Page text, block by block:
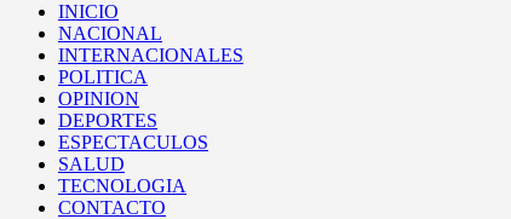
INICIO
NACIONAL
INTERNACIONALES
POLITICA
OPINION
DEPORTES
ESPECTACULOS
SALUD
TECNOLOGIA
CONTACTO